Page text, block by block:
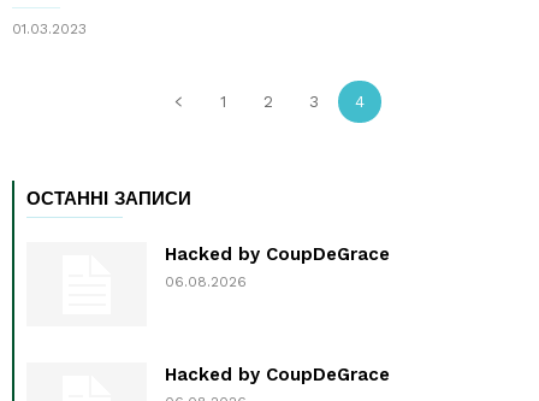
01.03.2023
1 2 3 4
ОСТАННІ ЗАПИСИ
Hacked by CoupDeGrace
06.08.2026
Hacked by CoupDeGrace